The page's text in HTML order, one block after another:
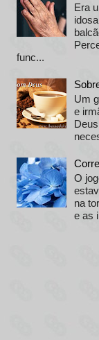
Era
func...
Um
e
O
na
e as